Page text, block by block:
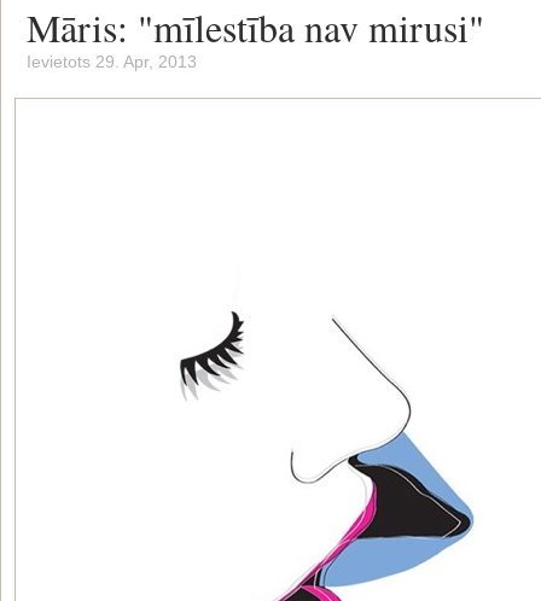
Māris: "mīlestība nav mirusi"
Ievietots 29. Apr, 2013